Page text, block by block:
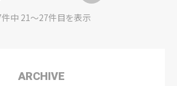
件中 21〜27件目を表示
ARCHIVE